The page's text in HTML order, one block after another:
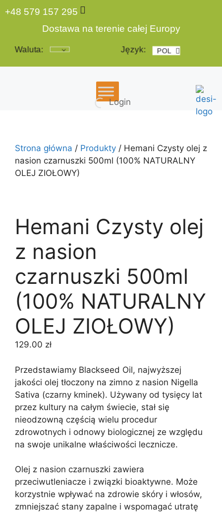
+48 579 157 295
Dostawa na terenie całej Europy
Waluta: Język: POL
ENG
Login
Strona główna / Produkty / Hemani Czysty olej z
nasion czarnuszki 500ml (100% NATURALNY
OLEJ ZIOŁOWY)
Hemani Czysty olej
z nasion
czarnuszki 500ml
(100% NATURALNY
OLEJ ZIOŁOWY)
129.00 zł
Przedstawiamy Blackseed Oil, najwyższej
jakości olej tłoczony na zimno z nasion Nigella
Sativa (czarny kminek). Używany od tysięcy lat
przez kultury na całym świecie, stał się
nieodzowną częścią wielu procedur
zdrowotnych i odnowy biologicznej ze względu
na swoje unikalne właściwości lecznicze.
Olej z nasion czarnuszki zawiera
przeciwutleniacze i związki bioaktywne. Może
korzystnie wpływać na zdrowie skóry i włosów,
zmniejszać stany zapalne i wspomagać utratę